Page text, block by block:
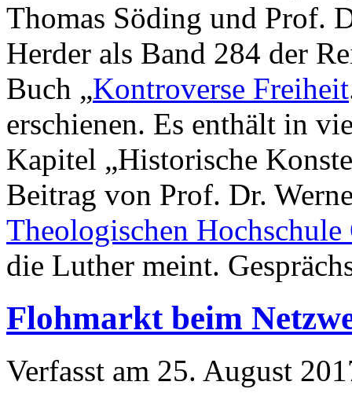
Thomas Söding und Prof.
Herder als Band 284 der
Buch „Kontroverse Freiheit
erschienen. Es enthält in
Kapitel „Historische
Beitrag von Prof. Dr.
Theologischen Hochschule
die Luther meint.
Flohmarkt beim
Verfasst am 25. August